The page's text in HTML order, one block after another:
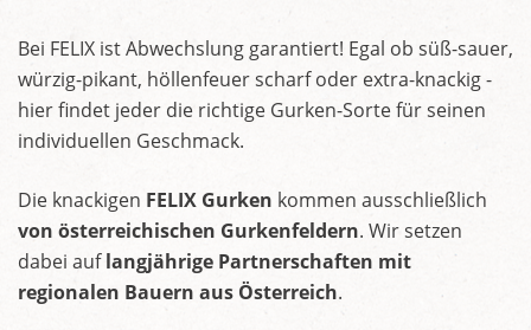
Bei FELIX ist Abwechslung garantiert! Egal ob süß-sauer,
würzig-pikant, höllenfeuer scharf oder extra-knackig -
hier findet jeder die richtige Gurken-Sorte für seinen
individuellen Geschmack.
Die knackigen FELIX Gurken kommen ausschließlich
von österreichischen Gurkenfeldern. Wir setzen
dabei auflangjährige Partnerschaften mit
regionalen Bauern aus Österreich.